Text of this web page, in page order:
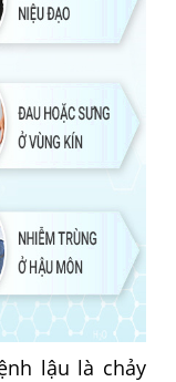
lậu là chảy